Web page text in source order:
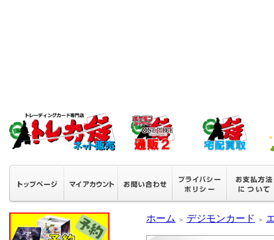
ホーム ＞ デジモンカード ＞